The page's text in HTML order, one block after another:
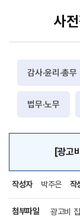
사
감사·윤리·총무
법무·노무
[광고
작성자 박주은 작
첨부파일 광고비